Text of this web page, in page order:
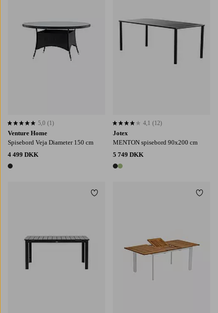
Venture Home
Spisebord Veja Diameter 150 cm
4 499 DKK
1 farve
5,0 baseret på 1 bedømmelser
5,0 (1)
Jotex
MENTON spisebord 90x200 cm
5 749 DKK
2 farver
4,1 baseret på 12 bedømmelser
4,1 (12)
Tilføj til favoritter